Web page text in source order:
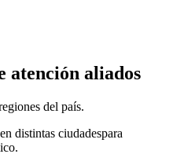
atención aliados
del país.
distintas ciudadespara